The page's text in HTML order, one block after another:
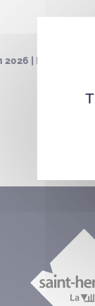
2026 | Mis à jour le